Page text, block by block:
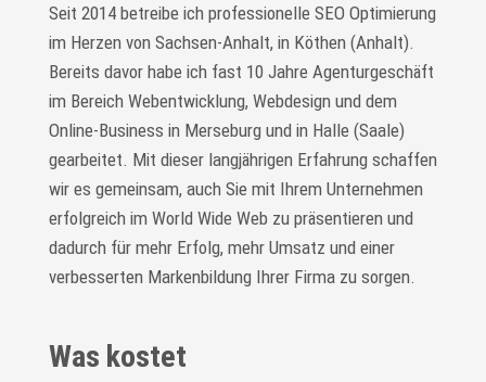
Seit 2014 betreibe ich professionelle SEO Optimierung
im Herzen von Sachsen-Anhalt, in Köthen (Anhalt).
Bereits davor habe ich fast 10 Jahre Agenturgeschäft
im Bereich Webentwicklung, Webdesign und dem
Online-Business in Merseburg und in Halle (Saale)
gearbeitet. Mit dieser langjährigen Erfahrung schaffen
wir es gemeinsam, auch Sie mit Ihrem Unternehmen
erfolgreich im World Wide Web zu präsentieren und
dadurch für mehr Erfolg, mehr Umsatz und einer
verbesserten Markenbildung Ihrer Firma zu sorgen.
Was kostet